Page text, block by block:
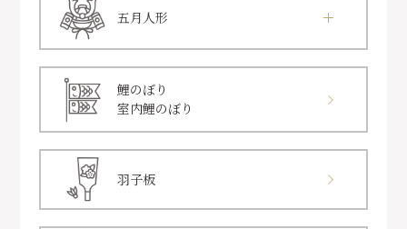
五月人形
鯉のぼり
室内鯉のぼり
羽子板